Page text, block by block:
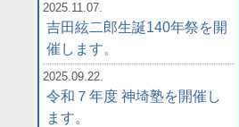
2025.11.07.
吉田絃二郎生誕140年祭を開
催します。
2025.09.22.
令和７年度 神埼塾を開催し
ます。